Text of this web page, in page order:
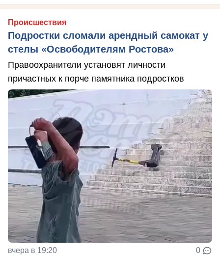
Происшествия
Подростки сломали арендный самокат у
стелы «Освободителям Ростова»
Правоохранители установят личности
причастных к порче памятника подростков
вчера в 19:20 0